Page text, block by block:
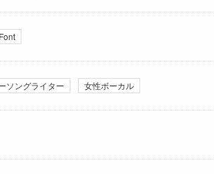
ソングライター 女性ボーカル